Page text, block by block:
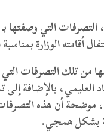
التصرفات التي
أقامته الوزارة
من تلك التصرفات
العليمي، بالإضافة
موضحة أن هذه
بشكل همجي.